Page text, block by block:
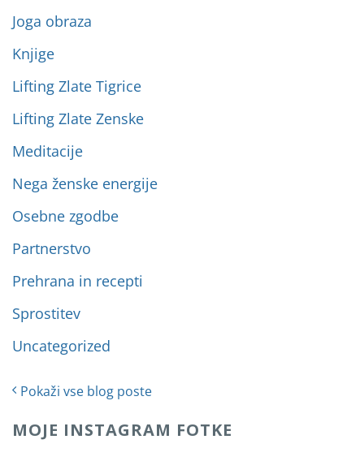
Joga obraza
Knjige
Lifting Zlate Tigrice
Lifting Zlate Zenske
Meditacije
Nega ženske energije
Osebne zgodbe
Partnerstvo
Prehrana in recepti
Sprostitev
Uncategorized
Pokaži vse blog poste
MOJE INSTAGRAM FOTKE